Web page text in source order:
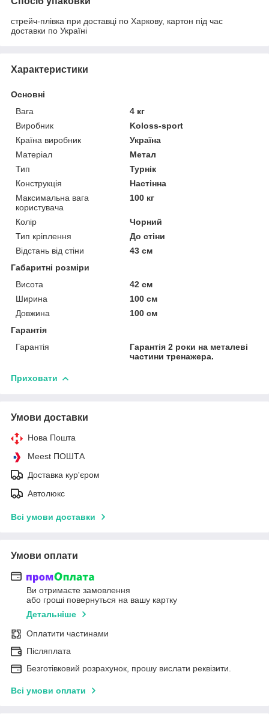
стрейч-плівка при доставці по Харкову, картон під час
доставки по Україні
Характеристики
Основні
Вага
4 кг
Виробник
Koloss-sport
Країна виробник
Україна
Матеріал
Метал
Тип
Турнік
Конструкція
Настінна
Максимальна вага
користувача
100 кг
Колір
Чорний
Тип кріплення
До стіни
Відстань від стіни
43 см
Габаритні розміри
Висота
42 см
Ширина
100 см
Довжина
100 см
Гарантія
Гарантія
Гарантія 2 роки на металеві
частини тренажера.
Приховати
Умови доставки
Нова Пошта
Meest ПОШТА
Доставка кур'єром
Автолюкс
Всі умови доставки
Умови оплати
Ви отримаєте замовлення
або гроші повернуться на вашу картку
Детальніше
Оплатити частинами
Післяплата
Безготівковий розрахунок, прошу вислати реквізити.
Всі умови оплати